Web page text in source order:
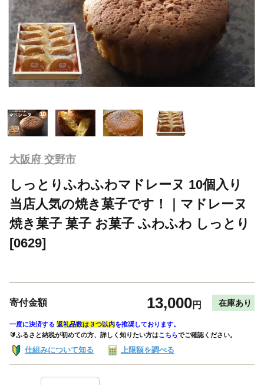
大阪府 交野市
しっとりふわふわマドレーヌ 10個入り
当店人気の焼き菓子です！｜マドレーヌ
焼き菓子 菓子 お菓子 ふわふわ しっとり
[0629]
寄付金額 13,000円 在庫あり
一度に決済する 返礼品数は３つ以内を推奨しております。
🔰ふるさと納税が初めての方、詳しく知りたい方はこちらでご確認ください。
仕組みについて知る 上限額を調べる